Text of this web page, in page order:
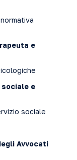
e
e
sociale
Avvocati